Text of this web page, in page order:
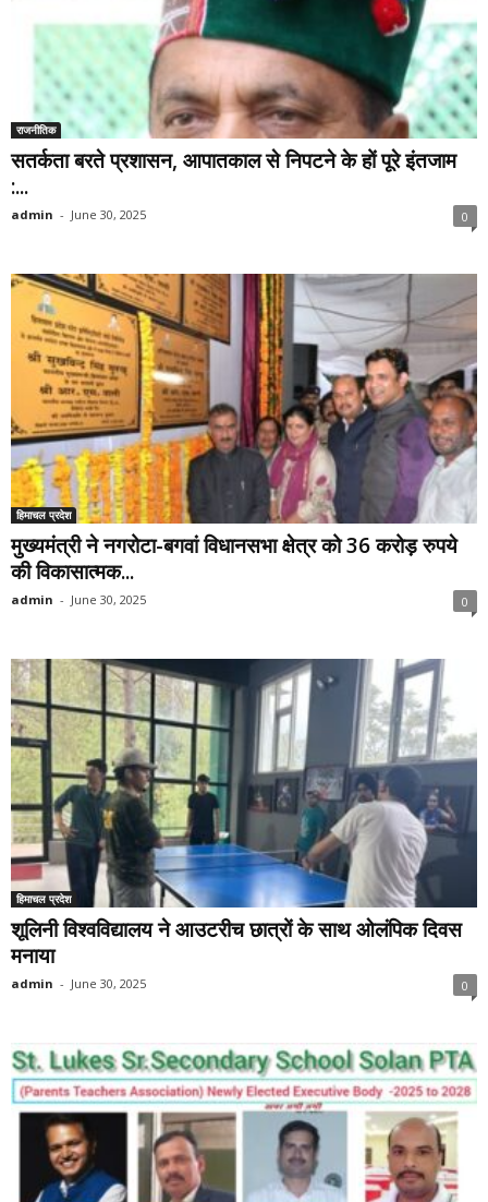
राजनीतिक
सतर्कता बरते प्रशासन, आपातकाल से निपटने के हों पूरे इंतजाम
:...
admin - June 30, 2025 0
हिमाचल प्रदेश
मुख्यमंत्री ने नगरोटा-बगवां विधानसभा क्षेत्र को 36 करोड़ रुपये
की विकासात्मक...
admin - June 30, 2025 0
हिमाचल प्रदेश
शूलिनी विश्वविद्यालय ने आउटरीच छात्रों के साथ ओलंपिक दिवस
मनाया
admin - June 30, 2025 0